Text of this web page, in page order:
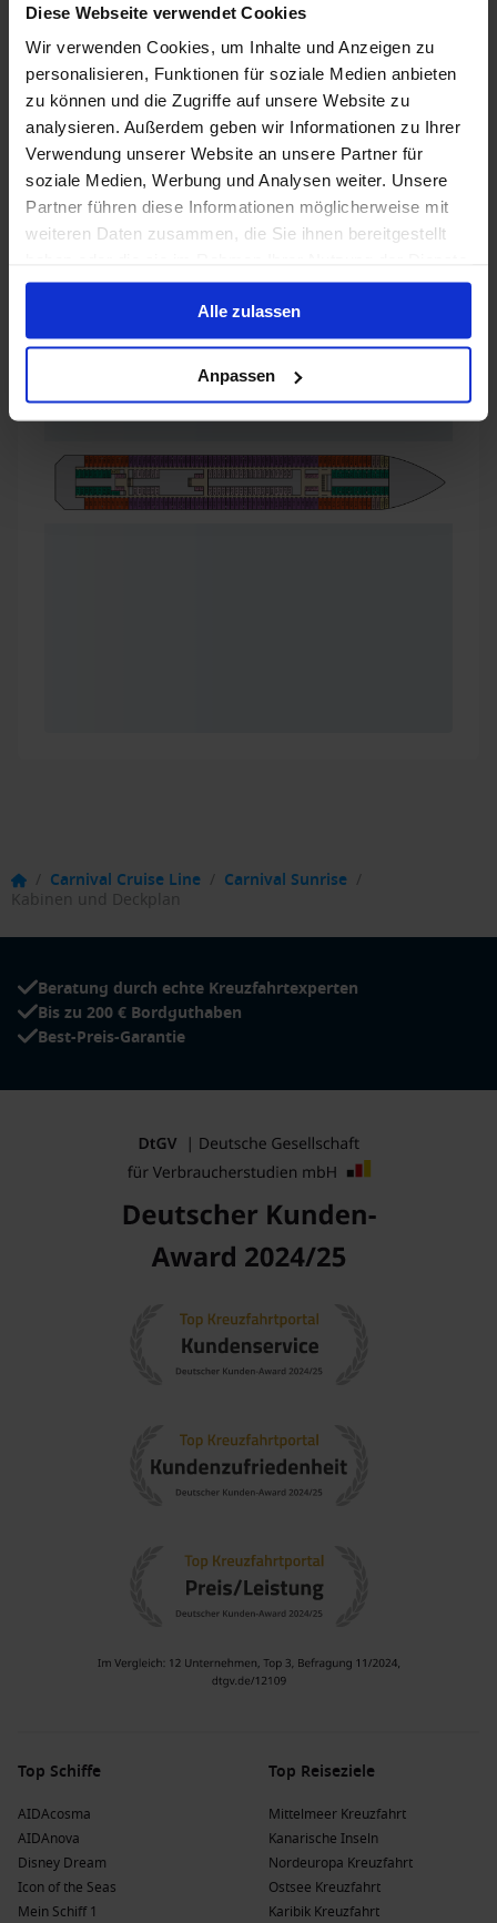
Diese Webseite verwendet Cookies
Wir verwenden Cookies, um Inhalte und Anzeigen zu
personalisieren, Funktionen für soziale Medien anbieten
zu können und die Zugriffe auf unsere Website zu
analysieren. Außerdem geben wir Informationen zu Ihrer
Verwendung unserer Website an unsere Partner für
soziale Medien, Werbung und Analysen weiter. Unsere
Partner führen diese Informationen möglicherweise mit
weiteren Daten zusammen, die Sie ihnen bereitgestellt
gesammelt haben.
Alle zulassen
Anpassen
Deck 6 Upper
Deck 7 Empress
Deck 8 Verandah
Deck 9 Lido
Deck 10 Panorama
Deck 11 Spa
Deck 12 Sun
Deck 14 Sky
/ Carnival Cruise Line / Carnival Sunrise /
Kabinen und Deckplan
Beratung durch echte Kreuzfahrtexperten
Bis zu 200 € Bordguthaben
Best-Preis-Garantie
Top Schiffe
AIDAcosma
AIDAnova
Disney Dream
Icon of the Seas
Mein Schiff 1
Top Reiseziele
Mittelmeer Kreuzfahrt
Kanarische Inseln
Nordeuropa Kreuzfahrt
Ostsee Kreuzfahrt
Karibik Kreuzfahrt